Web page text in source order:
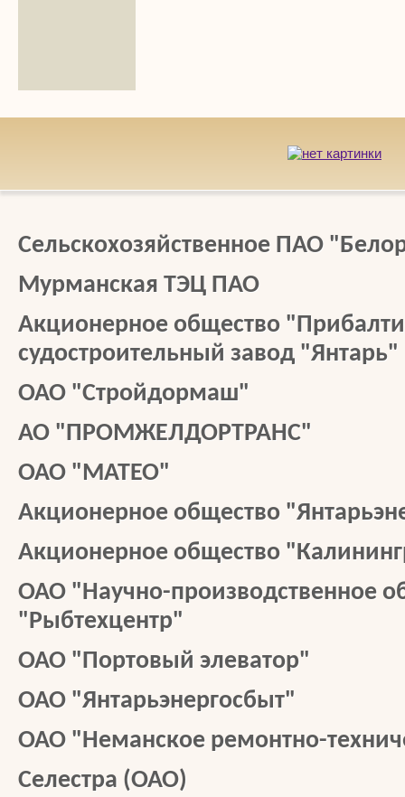
Сельскохозяйственное ПАО
Мурманская ТЭЦ ПАО
Акционерное общество
судостроительный завод "Янтарь"
ОАО "Стройдормаш"
АО "ПРОМЖЕЛДОРТРАНС"
ОАО "МАТЕО"
Акционерное общество
Акционерное общество
ОАО "Научно-производственное
"Рыбтехцентр"
ОАО "Портовый элеватор"
ОАО "Янтарьэнергосбыт"
ОАО "Неманское ремонтно-
Селестра (ОАО)